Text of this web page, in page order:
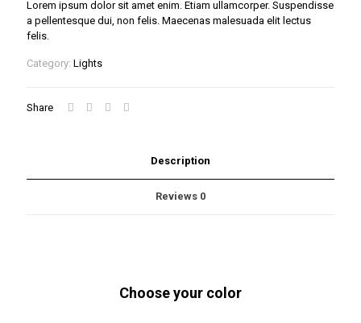
Lorem ipsum dolor sit amet enim. Etiam ullamcorper. Suspendisse
a pellentesque dui, non felis. Maecenas malesuada elit lectus
felis.
Category: Lights
Share
Description
Reviews 0
Choose your color